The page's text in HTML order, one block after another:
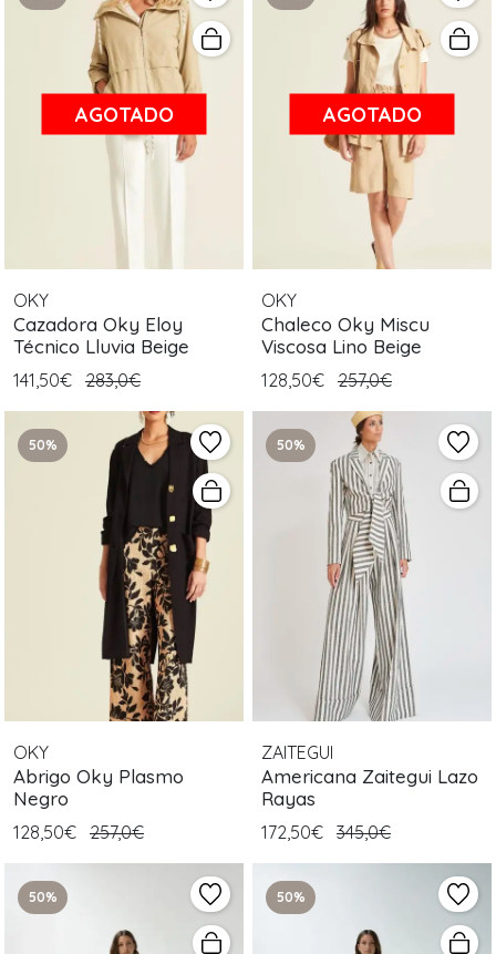
AGOTADO
OKY
Cazadora Oky Eloy
Técnico Lluvia Beige
141,50€ 283,0€
AGOTADO
OKY
Chaleco Oky Miscu
Viscosa Lino Beige
128,50€ 257,0€
50%
OKY
Abrigo Oky Plasmo
Negro
128,50€ 257,0€
50%
ZAITEGUI
Americana Zaitegui Lazo
Rayas
172,50€ 345,0€
50% 50%